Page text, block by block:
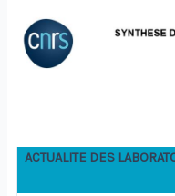
ACTUALITE DES